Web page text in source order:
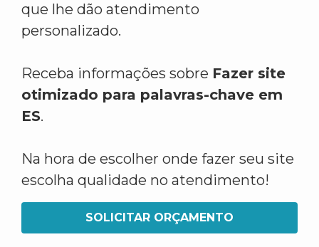
que lhe dão atendimento
personalizado.
Receba informações sobre Fazer site
otimizado para palavras-chave em
ES.
Na hora de escolher onde fazer seu site
escolha qualidade no atendimento!
SOLICITAR ORÇAMENTO